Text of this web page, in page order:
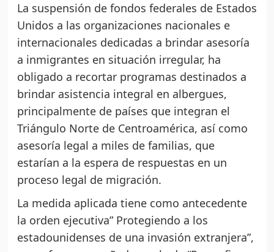
La suspensión de fondos federales de Estados
Unidos a las organizaciones nacionales e
internacionales dedicadas a brindar asesoría
a inmigrantes en situación irregular, ha
obligado a recortar programas destinados a
brindar asistencia integral en albergues,
principalmente de países que integran el
Triángulo Norte de Centroamérica, así como
asesoría legal a miles de familias, que
estarían a la espera de respuestas en un
proceso legal de migración.
La medida aplicada tiene como antecedente
la orden ejecutiva” Protegiendo a los
estadounidenses de una invasión extranjera”,